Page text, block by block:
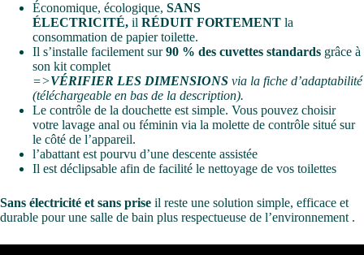
Économique, écologique, SANS
ÉLECTRICITÉ, il RÉDUIT FORTEMENT la
consommation de papier toilette.
Il s’installe facilement sur90 % des cuvettes standards grâce à
son kit complet
=>VÉRIFIER LES DIMENSIONS via la fiche d’adaptabilité
(téléchargeable en bas de la description).
Le contrôle de la douchette est simple. Vous pouvez choisir
votre lavage anal ou féminin via la molette de contrôle situé sur
le côté de l’appareil.
l’abattant est pourvu d’une descente assistée
Il est déclipsable afin de facilité le nettoyage de vos toilettes
Sans électricité et sans prise il reste une solution simple, efficace et
durable pour une salle de bain plus respectueuse de l’environnement .